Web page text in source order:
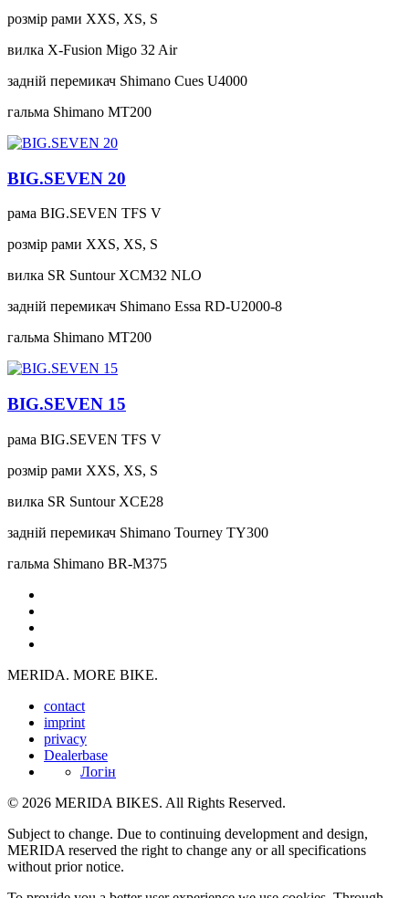
розмір рами XXS, XS, S
вилка X-Fusion Migo 32 Air
задній перемикач Shimano Cues U4000
гальма Shimano MT200
BIG.SEVEN 20
рама BIG.SEVEN TFS V
розмір рами XXS, XS, S
вилка SR Suntour XCM32 NLO
задній перемикач Shimano Essa RD-U2000-8
гальма Shimano MT200
BIG.SEVEN 15
рама BIG.SEVEN TFS V
розмір рами XXS, XS, S
вилка SR Suntour XCE28
задній перемикач Shimano Tourney TY300
гальма Shimano BR-M375
MERIDA. MORE BIKE.
contact
imprint
privacy
Dealerbase
Логін
© 2026 MERIDA BIKES. All Rights Reserved.
Subject to change. Due to continuing development and design,
MERIDA reserved the right to change any or all specifications
without prior notice.